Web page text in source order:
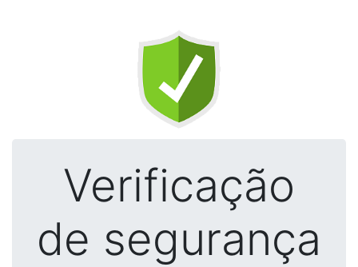
Verificação
de segurança